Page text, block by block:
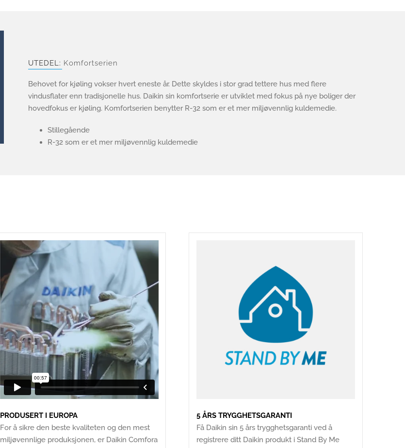
UTEDEL: Komfortserien
Behovet for kjøling vokser hvert eneste år. Dette skyldes i stor grad tettere hus med flere
vindusflater enn tradisjonelle hus. Daikin sin komfortserie er utviklet med fokus på nye boliger der
hovedfokus er kjøling. Komfortserien benytter R-32 som er et mer miljøvennlig kuldemedie.
Stillegående
R-32 som er et mer miljøvennlig kuldemedie
PRODUSERT I EUROPA
For å sikre den beste kvaliteten og den mest
miljøvennlige produksjonen, er Daikin Comfora
5 ÅRS TRYGGHETSGARANTI
Få Daikin sin 5 års trygghetsgaranti ved å
registrere ditt Daikin produkt i Stand By Me